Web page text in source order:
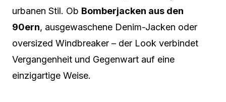
urbanen Stil. Ob Bomberjacken aus den
90ern, ausgewaschene Denim-Jacken oder
oversized Windbreaker – der Look verbindet
Vergangenheit und Gegenwart auf eine
einzigartige Weise.